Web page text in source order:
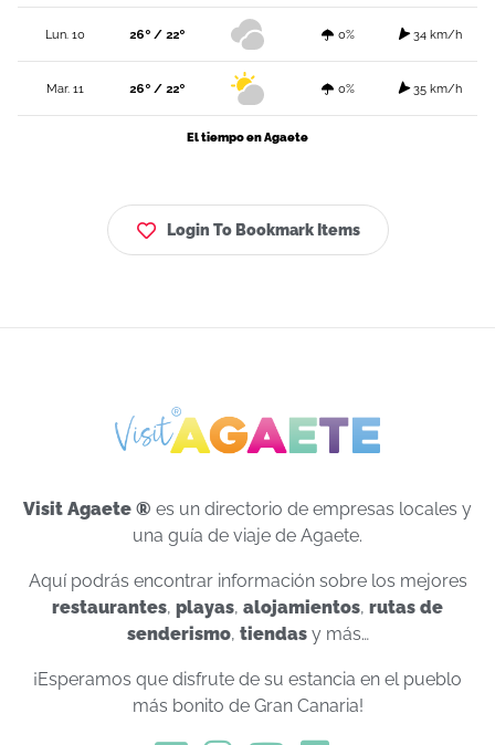
Lun. 10 26º / 22º 0% 34 km/h
Mar. 11 26º / 22º 0% 35 km/h
El tiempo en Agaete
Login To Bookmark Items
Visit Agaete ® es un directorio de empresas locales y
una guía de viaje de Agaete.
Aquí podrás encontrar información sobre los mejores
restaurantes, playas, alojamientos, rutas de
senderismo, tiendasy más…
¡Esperamos que disfrute de su estancia en el pueblo
más bonito de Gran Canaria!